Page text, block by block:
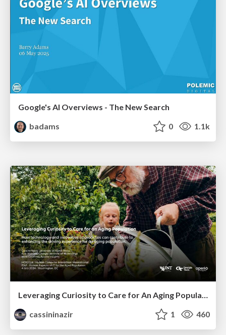
Google's AI Overviews - The New Search
badams
0 1.1k
Leveraging Curiosity to Care for An Aging Population
cassininazir
1 460